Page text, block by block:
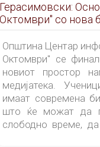
Герасимовски:
Октомври" со нова
септември
Општина Центар
Октомври" се
новиот простор
медијатека.
имаат современа
што ќе можат да
слободно време, да